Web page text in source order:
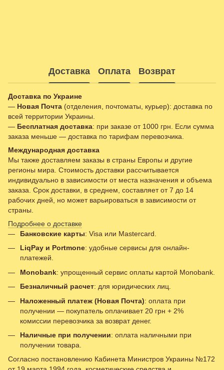
Доставка Оплата Возврат
Доставка по Украине
— Новая Почта (отделения, почтоматы, курьер): доставка по
всей территории Украины.
— Бесплатная доставка: при заказе от 1000 грн. Если сумма
заказа меньше — доставка по тарифам перевозчика.
Международная доставка
Мы также доставляем заказы в страны Европы и другие
регионы мира. Стоимость доставки рассчитывается
индивидуально в зависимости от места назначения и объема
заказа. Срок доставки, в среднем, составляет от 7 до 14
рабочих дней, но может варьироваться в зависимости от
страны.
Подробнее о доставке
Банковские карты: Visa или Mastercard.
LiqPay и Portmone: удобные сервисы для онлайн-
платежей.
Monobank: упрощенный сервис оплаты картой Monobank.
Безналичный расчет: для юридических лиц.
Наложенный платеж (Новая Почта): оплата при
получении — покупатель оплачивает 20 грн + 2%
комиссии перевозчика за возврат денег.
Наличные при получении: оплата наличными при
получении товара.
Согласно постановлению Кабинета Министров Украины №172